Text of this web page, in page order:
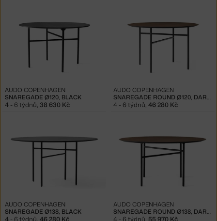
SNAREGADE Ø120, BLACK
AUDO COPENHAGEN
4 - 6 týdnů 38 630 Kč
SNAREGADE ROUND Ø120, DARK OAK
AUDO COPENHAGEN
4 - 6 týdnů 46 280 Kč
SNAREGADE Ø138, BLACK
AUDO COPENHAGEN
SNAREGADE ROUND Ø138, DARK OAK
AUDO COPENHAGEN